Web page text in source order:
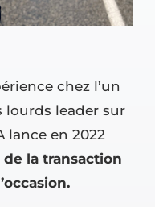
chez l’un
lourds leader sur
lance en 2022
la transaction